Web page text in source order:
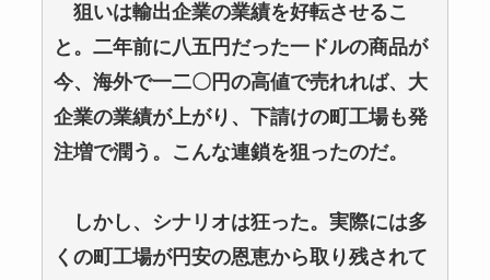
狙いは輸出企業の業績を好転させるこ
と。二年前に八五円だった一ドルの商品が
今、海外で一二〇円の高値で売れれば、大
企業の業績が上がり、下請けの町工場も発
注増で潤う。こんな連鎖を狙ったのだ。
しかし、シナリオは狂った。実際には多
くの町工場が円安の恩恵から取り残されて